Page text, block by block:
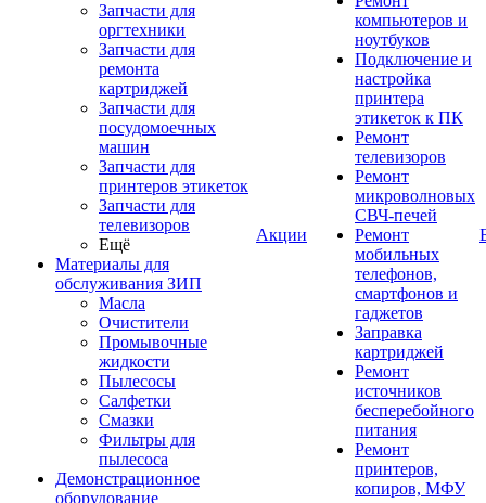
Запчасти для
оргтехники
Запчасти для
ремонта
картриджей
Запчасти для
посудомоечных
машин
Запчасти для
принтеров этикеток
Запчасти для
телевизоров
Ещё
Материалы для
обслуживания ЗИП
Масла
Очистители
Промывочные
жидкости
Пылесосы
Салфетки
Смазки
Фильтры для
пылесоса
Демонстрационное
оборудование
Акции
компьютеров и
ноутбуков
Подключение и
настройка
принтера
этикеток к ПК
Ремонт
телевизоров
Ремонт
микроволновых
СВЧ-печей
Ремонт
мобильных
телефонов,
смартфонов и
гаджетов
Заправка
картриджей
Ремонт
источников
бесперебойного
питания
Ремонт
принтеров,
копиров, МФУ